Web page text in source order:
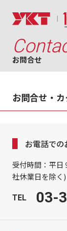
お問合せ
お問合せ・
お電話での
受付時間：平日
社休業日を除く)
TEL 03-